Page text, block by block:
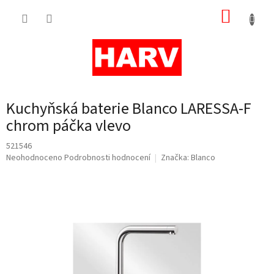
Kuchyňská baterie Blanco LARESSA-F
chrom páčka vlevo
521546
Průměrné
Neohodnoceno Podrobnosti hodnocení Značka: Blanco